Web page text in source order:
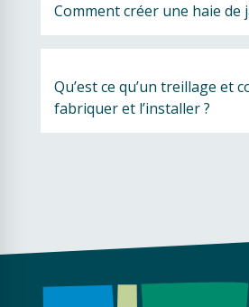
Comment créer une haie de
Qu’est ce qu’un treillage et
fabriquer et l’installer ?